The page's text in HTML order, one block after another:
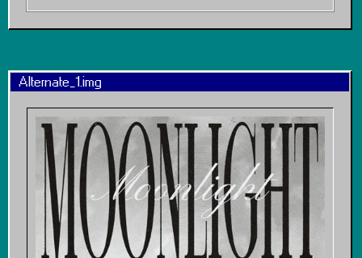
Alternate_1.img